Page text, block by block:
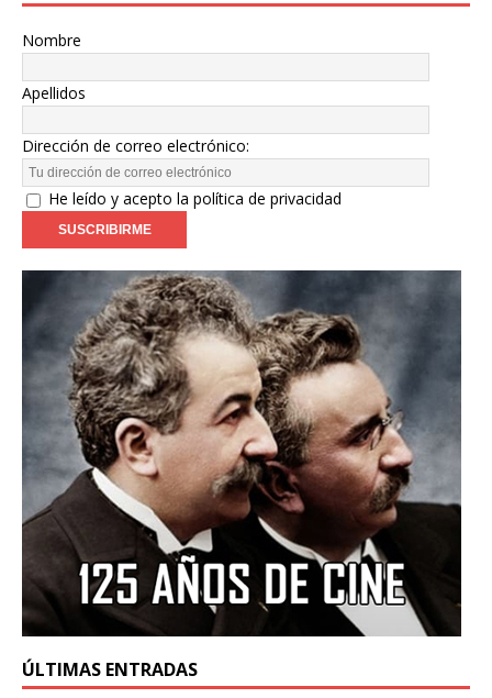
Nombre
Apellidos
Dirección de correo electrónico:
He leído y acepto la política de privacidad
ÚLTIMAS ENTRADAS